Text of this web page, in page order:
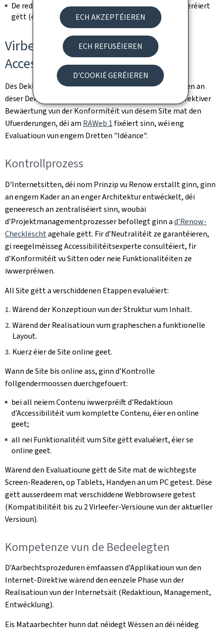
ECH AKZEPTÉIEREN
ECH REFUSÉIEREN
D'COOKIË GERÉIEREN
De redaktionellen Inhalt, deen als archivéiert consideréiert
gëtt (ouni Modifikatioun nom 23. September 2019).
Virbereedung vun dëser
Accessibilitéitsdeklaratioun
Dës Deklaratioun gouf de(n)3.1.2025erstallt. D'Angaben an
dëser Deklaratioun sinn exakt a baséieren op enger effektiver
Bewäertung vun der Konformitéit vun dësem Site mat den
Ufuerderungen, déi am RAWeb 1 fixéiert sinn, wéi eng
Evaluatioun vun engem Drëtten "Idéance".
Kontrollprozess
D'Internetsitten, déi nom Prinzip vu Renow erstallt ginn, ginn
an engem Kader an an enger Architektur entwéckelt, déi
geneeresch an zentraliséiert sinn, woubäi
d’Projektmanagementprozesser befollegt ginn ad’Renow-
Checklëschtagehale gëtt. Fir d’Neutralitéit ze garantéieren,
gi reegelméisseg Accessibilitéitsexperte consultéiert, fir
d’Konformitéit vu Sitten oder neie Funktionalitéiten ze
iwwerpréiwen.
All Site gëtt a verschiddenen Etappen evaluéiert:
Wärend der Konzeptioun vun der Struktur vum Inhalt.
Wärend der Realisatioun vum grapheschen a funktionelle
Layout.
Kuerz éier de Site online geet.
Wann de Site bis online ass, ginn d’Kontrolle
follgendermoossen duerchgefouert:
bei all neiem Contenu iwwerpréift d’Redaktioun
d’Accessibilitéit vum komplette Contenu, éier en online
geet;
all nei Funktionalitéit vum Site gëtt evaluéiert, éier se
online geet.
Wärend den Evaluatioune gëtt de Site mat de wichtegste
Screen-Readeren, op Tablets, Handyen an um PC getest. Dëse
gëtt ausserdeem mat verschiddene Webbrowsere getest
(Kompatibilitéit bis zu 2 Virleefer-Versioune vun der aktueller
Versioun).
Kompetenze vun de Bedeelegten
D’Aarbechtsprozeduren ëmfaassen d’Applikatioun vun den
Internet-Direktive wärend den eenzele Phase vun der
Realisatioun vun der Internetsäit (Redaktioun, Management,
Entwécklung).
Eis Mataarbechter hunn dat néidegt Wëssen an déi néideg